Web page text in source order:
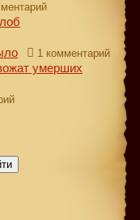
1 комментарий
умерших